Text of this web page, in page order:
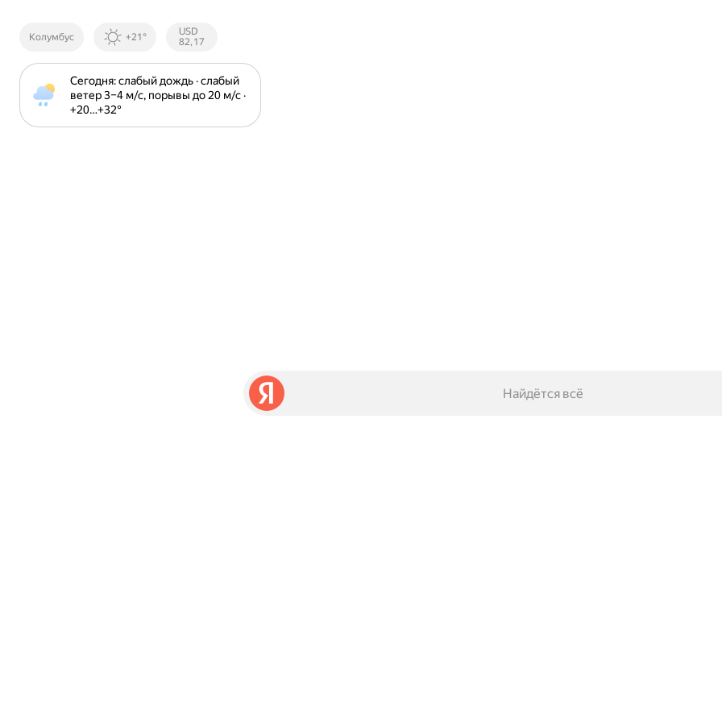
Колумбус +21°
Курсы ЦБ
РФ
USD
82,17
Сегодня: слабый дождь · слабый
ветер 3⁠–⁠4 м⁠/⁠с, порывы до 20 м⁠/⁠с ·
+20⁠…⁠+32⁠°